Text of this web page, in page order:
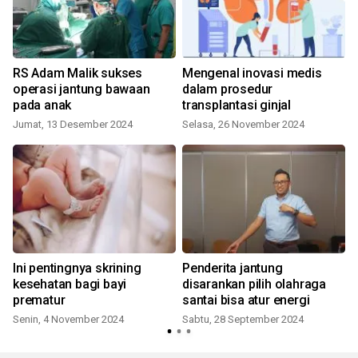
RS Adam Malik sukses
operasi jantung bawaan
pada anak
Jumat, 13 Desember 2024
Mengenal inovasi medis
dalam prosedur
transplantasi ginjal
Selasa, 26 November 2024
Ini pentingnya skrining
kesehatan bagi bayi
prematur
Senin, 4 November 2024
Penderita jantung
disarankan pilih olahraga
santai bisa atur energi
Sabtu, 28 September 2024